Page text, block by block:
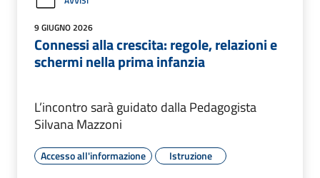
9 GIUGNO 2026
Connessi alla crescita: regole, relazioni e
schermi nella prima infanzia
L’incontro sarà guidato dalla Pedagogista
Silvana Mazzoni
Accesso all'informazione Istruzione